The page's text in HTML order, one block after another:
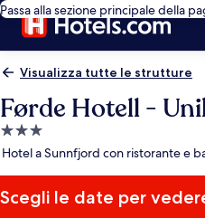
Passa alla sezione principale della
Visualizza tutte le strutture
Førde Hotell -
Struttura
a
stelle
Hotel a Sunnfjord con ristorante e
Scegli le date per